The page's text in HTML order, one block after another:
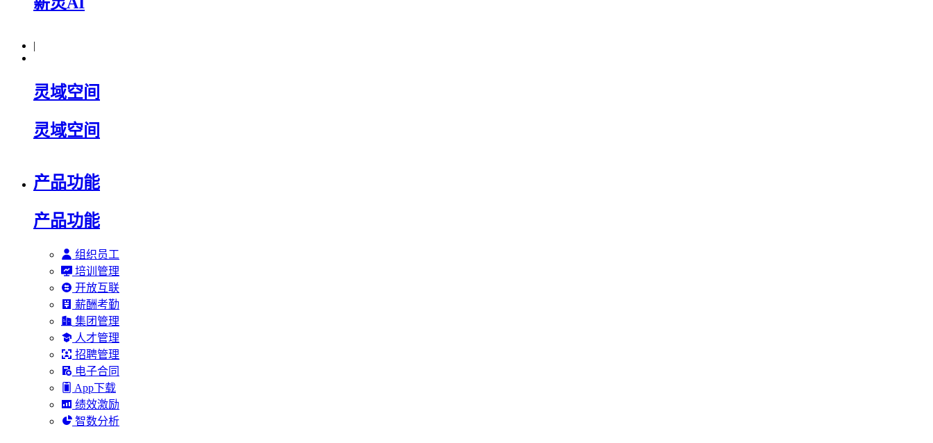
|
灵域空间
灵域空间
产品功能
产品功能
组织员工
培训管理
开放互联
薪酬考勤
集团管理
人才管理
招聘管理
电子合同
App下载
绩效激励
智数分析